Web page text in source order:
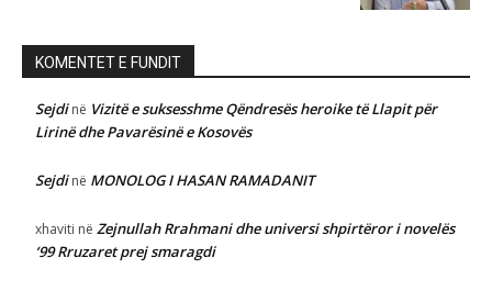
KOMENTET E FUNDIT
Sejdinë Vizitë e suksesshme Qëndresës heroike të Llapit për
Lirinë dhe Pavarësinë e Kosovës
Sejdinë MONOLOG I HASAN RAMADANIT
xhaviti në Zejnullah Rrahmani dhe universi shpirtëror i novelës
‘99 Rruzaret prej smaragdi